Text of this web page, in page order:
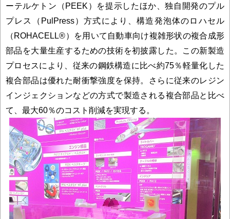
ーテルケトン（PEEK）を提示したほか、独自開発のプル
プレス（PulPress）方式により、構造発泡体のロハセル
（ROHACELL®）を用いて自動車向け複雑形状の複合成形
部品を大量生産するための技術を初披露した。この新製造
プロセスにより、従来の鋼鉄構造に比べ約75％軽量化した
複合部品は優れた耐衝撃強度を保持。さらに従来のレジン
インジェクションなどの方式で製造される複合部品と比べ
て、最大60％のコスト削減を実現する。